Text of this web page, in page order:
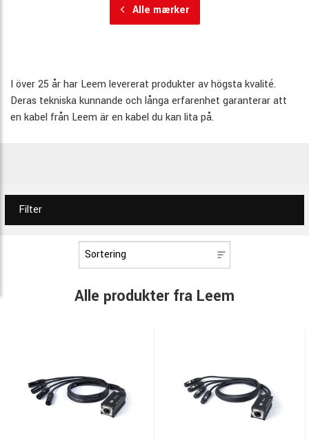
Alle mærker
I över 25 år har Leem levererat produkter av högsta kvalité.
Deras tekniska kunnande och långa erfarenhet garanterar att
en kabel från Leem är en kabel du kan lita på.
Filter
Alle produkter fra Leem